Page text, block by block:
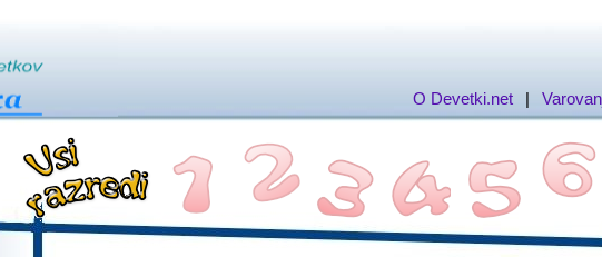
O Devetki.net |